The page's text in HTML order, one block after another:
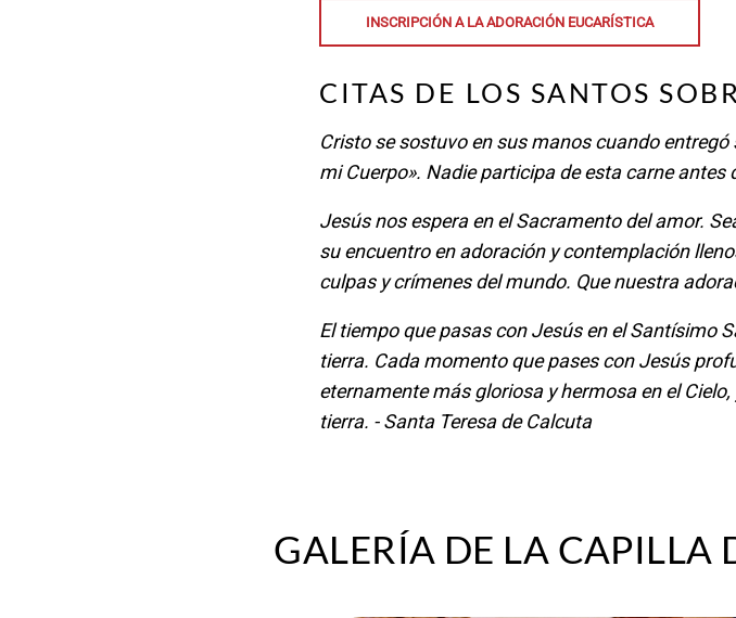
INSCRIPCIÓN A LA ADORACIÓN EUCARÍSTICA
CITAS DE LOS SANTOS
Cristo se sostuvo en sus manos cuando
mi Cuerpo». Nadie participa de esta carne
Jesús nos espera en el Sacramento del amor.
su encuentro en adoración y contemplación
culpas y crímenes del mundo. Que nuestra
El tiempo que pasas con Jesús en el Santísimo
tierra. Cada momento que pases con Jesús
eternamente más gloriosa y hermosa en el
tierra. - Santa Teresa de Calcuta
GALERÍA DE LA CAPILLA